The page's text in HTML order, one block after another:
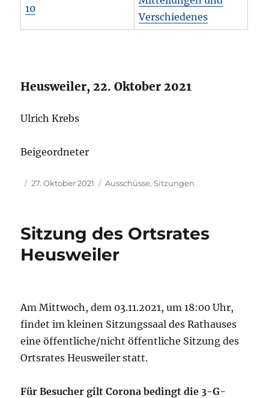
10
Verschiedenes
Heusweiler, 22. Oktober 2021
Ulrich Krebs
Beigeordneter
AutorVeröffentlicht
27. Oktober 2021 Kategorien
Ausschüsse,Sitzungen
Sitzung des Ortsrates
Heusweiler
Am Mittwoch, dem 03.11.2021, um 18:00 Uhr,
findet im kleinen Sitzungssaal des Rathauses
eine öffentliche/nicht öffentliche Sitzung des
Ortsrates Heusweiler statt.
Für Besucher gilt Corona bedingt die 3-G-